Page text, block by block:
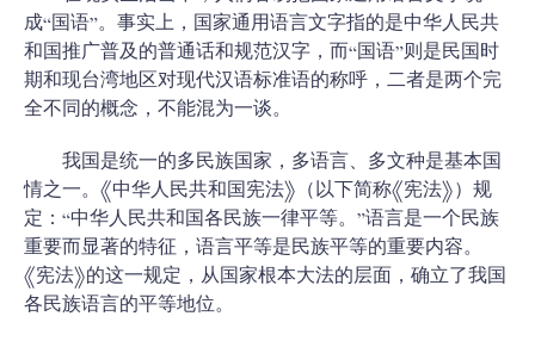
成“国语”。事实上，国家通用语言文字指的是中华人民共
和国推广普及的普通话和规范汉字，而“国语”则是民国时
期和现台湾地区对现代汉语标准语的称呼，二者是两个完
全不同的概念，不能混为一谈。
我国是统一的多民族国家，多语言、多文种是基本国
情之一。《中华人民共和国宪法》（以下简称《宪法》）规
定：“中华人民共和国各民族一律平等。”语言是一个民族
重要而显著的特征，语言平等是民族平等的重要内容。
《宪法》的这一规定，从国家根本大法的层面，确立了我国
各民族语言的平等地位。